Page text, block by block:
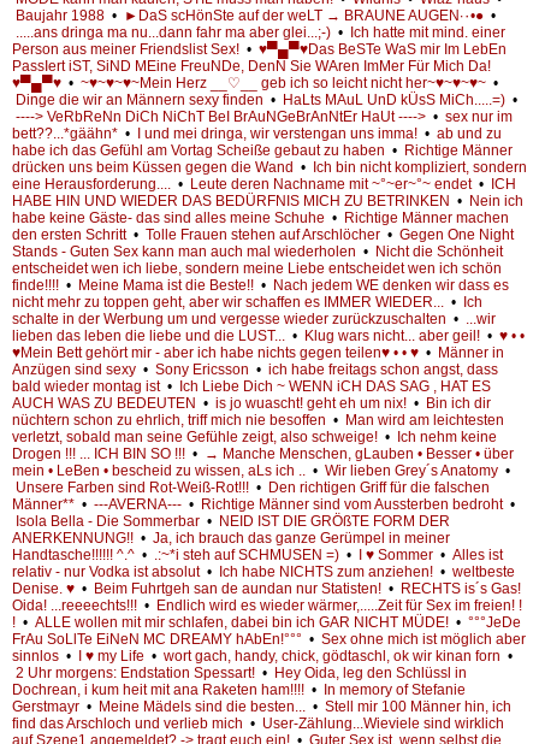
Baujahr 1988 • ►DaS scHönSte auf der weLT → BRAUNE AUGEN·٠•● •
.....ans dringa ma nu...dann fahr ma aber glei...;-) •
Ich hatte mit mind. einer
Person aus meiner Friendslist Sex! • ♥▀▄▀♥Das BeSTe WaS mir Im LebEn
PassIert iST, SiND MEine FreuNDe, DenN Sie WAren ImMer Für Mich Da!
♥▀▄▀♥ • ~♥~♥~♥~Mein Herz __♡__ geb ich so leicht nicht her~♥~♥~♥~ •
Dinge die wir an Männern sexy finden • HaLts MAuL UnD kÜsS MiCh.....=) •
----> VeRbReNn DiCh NiChT BeI BrAuNGeBrAnNtEr HaUt ----> • sex nur im
bett??...*gäähn* • I und mei dringa, wir verstengan uns imma! • ab und zu
habe ich das Gefühl am Vortag Scheiße gebaut zu haben • Richtige Männer
drücken uns beim Küssen gegen die Wand •
Ich bin nicht kompliziert, sondern
eine Herausforderung.... • Leute deren Nachname mit ~°~er~°~ endet •
ICH
HABE HIN UND WIEDER DAS BEDÜRFNIS MICH ZU BETRINKEN • Nein ich
habe keine Gäste- das sind alles meine Schuhe • Richtige Männer machen
den ersten Schritt • Tolle Frauen stehen auf Arschlöcher • Gegen One Night
Stands - Guten Sex kann man auch mal wiederholen • Nicht die Schönheit
entscheidet wen ich liebe, sondern meine Liebe entscheidet wen ich schön
finde!!!! • Meine Mama ist die Beste!! • Nach jedem WE denken wir dass es
nicht mehr zu toppen geht, aber wir schaffen es IMMER WIEDER... •
Ich
schalte in der Werbung um und vergesse wieder zurückzuschalten • ...wir
lieben das leben die liebe und die LUST... • Klug wars nicht... aber geil! • ♥ • •
♥Mein Bett gehört mir - aber ich habe nichts gegen teilen♥ • • ♥ • Männer in
Anzügen sind sexy • Sony Ericsson • ich habe freitags schon angst, dass
bald wieder montag ist •
Ich Liebe Dich ~ WENN iCH DAS SAG , HAT ES
AUCH WAS ZU BEDEUTEN • is jo wuascht! geht eh um nix! • Bin ich dir
nüchtern schon zu ehrlich, triff mich nie besoffen • Man wird am leichtesten
verletzt, sobald man seine Gefühle zeigt, also schweige! •
Ich nehm keine
Drogen !!! ... ICH BIN SO !!! • → Manche Menschen, gLauben • Besser • über
mein • LeBen • bescheid zu wissen, aLs ich .. • Wir lieben Grey´s Anatomy •
Unsere Farben sind Rot-Weiß-Rot!!! • Den richtigen Griff für die falschen
Männer** • ---AVERNA--- • Richtige Männer sind vom Aussterben bedroht •
Isola Bella - Die Sommerbar • NEID IST DIE GRÖßTE FORM DER
ANERKENNUNG!! • Ja, ich brauch das ganze Gerümpel in meiner
Handtasche!!!!!! ^.^ • .:~*i steh auf SCHMUSEN =) • I ♥ Sommer • Alles ist
relativ - nur Vodka ist absolut • Ich habe NICHTS zum anziehen! • weltbeste
Denise. ♥ • Beim Fuhrtgeh san de aundan nur Statisten! • RECHTS is´s Gas!
Oida! ...reeeechts!!! • Endlich wird es wieder wärmer,.....Zeit für Sex im freien! !
! • ALLE wollen mit mir schlafen, dabei bin ich GAR NICHT MÜDE! • °°°JeDe
FrAu SoLlTe EiNeN MC DREAMY hAbEn!°°° • Sex ohne mich ist möglich aber
sinnlos • I ♥ my Life • wort gach, handy, chick, gödtaschl, ok wir kinan forn •
2 Uhr morgens: Endstation Spessart! • Hey Oida, leg den Schlüssl in
Dochrean, i kum heit mit ana Raketen ham!!!! •
In memory of Stefanie
Gerstmayr • Meine Mädels sind die besten... • Stell mir 100 Männer hin, ich
find das Arschloch und verlieb mich • User-Zählung...Wieviele sind wirklich